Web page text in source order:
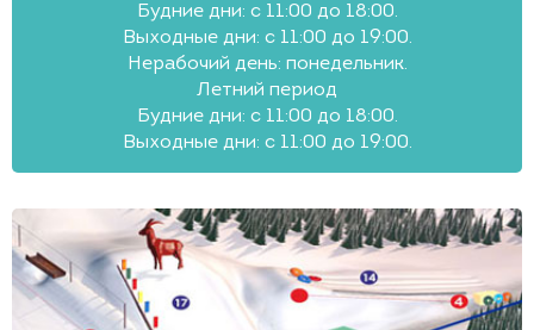
Будние дни: с 11:00 до 18:00.
Выходные дни: с 11:00 до 19:00.
Нерабочий день: понедельник.
Летний период
Будние дни: с 11:00 до 18:00.
Выходные дни: с 11:00 до 19:00.